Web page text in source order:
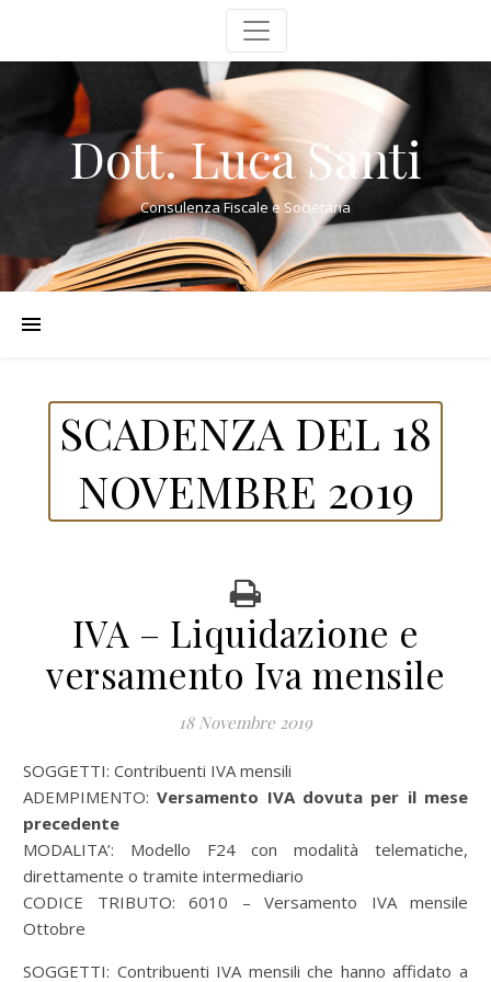
Dott. Luca Santi
Consulenza Fiscale e Societaria
SCADENZA DEL 18
NOVEMBRE 2019
IVA – Liquidazione e
versamento Iva mensile
18 Novembre 2019
SOGGETTI: Contribuenti IVA mensili
ADEMPIMENTO:Versamento IVA dovuta per il mese
precedente
MODALITA’: Modello F24 con modalità telematiche,
direttamente o tramite intermediario
CODICE TRIBUTO: 6010 – Versamento IVA mensile
Ottobre
SOGGETTI: Contribuenti IVA mensili che hanno affidato a